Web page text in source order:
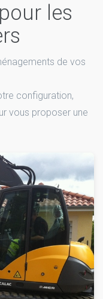
les
de vos
configuration,
vous proposer une